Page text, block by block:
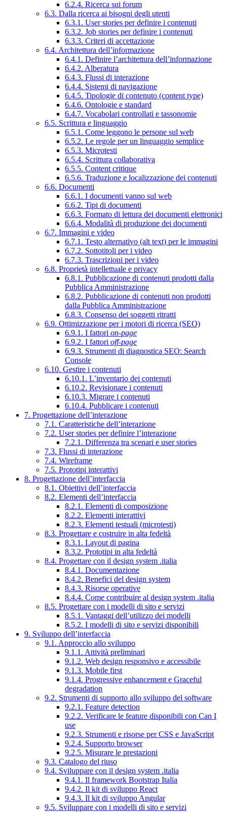
6.2.4. Ricerca sui forum
6.3. Dalla ricerca ai bisogni degli utenti
6.3.1. User stories per definire i contenuti
6.3.2. Job stories per definire i contenuti
6.3.3. Criteri di accettazione
6.4. Architettura dell’informazione
6.4.1. Definire l’architettura dell’informazione
6.4.2. Alberatura
6.4.3. Flussi di interazione
6.4.4. Sistemi di navigazione
6.4.5. Tipologie di contenuto (content type)
6.4.6. Ontologie e standard
6.4.7. Vocabolari controllati e tassonomie
6.5. Scrittura e linguaggio
6.5.1. Come leggono le persone sul web
6.5.2. Le regole per un linguaggio semplice
6.5.3. Microtesti
6.5.4. Scrittura collaborativa
6.5.5. Content critique
6.5.6. Traduzione e localizzazione dei contenuti
6.6. Documenti
6.6.1. I documenti vanno sul web
6.6.2. Tipi di documenti
6.6.3. Formato di lettura dei documenti elettronici
6.6.4. Modalità di produzione dei documenti
6.7. Immagini e video
6.7.1. Testo alternativo (alt text) per le immagini
6.7.2. Sottotitoli per i video
6.7.3. Trascrizioni per i video
6.8. Proprietà intellettuale e privacy
6.8.1. Pubblicazione di contenuti prodotti dalla
Pubblica Amministrazione
6.8.2. Pubblicazione di contenuti non prodotti
dalla Pubblica Amministrazione
6.8.3. Consenso dei soggetti ritratti
6.9. Ottimizzazione per i motori di ricerca (SEO)
6.9.1. I fattori on-page
6.9.2. I fattori off-page
6.9.3. Strumenti di diagnostica SEO: Search
Console
6.10. Gestire i contenuti
6.10.1. L’inventario dei contenuti
6.10.2. Revisionare i contenuti
6.10.3. Migrare i contenuti
6.10.4. Pubblicare i contenuti
7. Progettazione dell’interazione
7.1. Caratteristiche dell’interazione
7.2. User stories per definire l’interazione
7.2.1. Differenza tra scenari e user stories
7.3. Flussi di interazione
7.4. Wireframe
7.5. Prototipi interattivi
8. Progettazione dell’interfaccia
8.1. Obiettivi dell’interfaccia
8.2. Elementi dell’interfaccia
8.2.1. Elementi di composizione
8.2.2. Elementi interattivi
8.2.3. Elementi testuali (microtesti)
8.3. Progettare e costruire in alta fedeltà
8.3.1. Layout di pagina
8.3.2. Prototipi in alta fedeltà
8.4. Progettare con il design system .italia
8.4.1. Documentazione
8.4.2. Benefici del design system
8.4.3. Risorse operative
8.4.4. Come contribuire al design system .italia
8.5. Progettare con i modelli di sito e servizi
8.5.1. Vantaggi dell’utilizzo dei modelli
8.5.2. I modelli di sito e servizi disponibili
9. Sviluppo dell’interfaccia
9.1. Approccio allo sviluppo
9.1.1. Attività preliminari
9.1.2. Web design responsivo e accessibile
9.1.3. Mobile first
9.1.4. Progressive enhancement e Graceful
degradation
9.2. Strumenti di supporto allo sviluppo del software
9.2.1. Feature detection
9.2.2. Verificare le feature disponibili con Can I
use
9.2.3. Strumenti e risorse per CSS e JavaScript
9.2.4. Supporto browser
9.2.5. Misurare le prestazioni
9.3. Catalogo del riuso
9.4. Sviluppare con il design system .italia
9.4.1. Il framework Bootstrap Italia
9.4.2. Il kit di sviluppo React
9.4.3. Il kit di sviluppo Angular
9.5. Sviluppare con i modelli di sito e servizi